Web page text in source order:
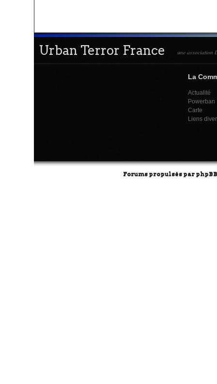
Urban Terror France une association
La
Actualité
Powerban
Carte
Liens
Forums propulsés par phpBB